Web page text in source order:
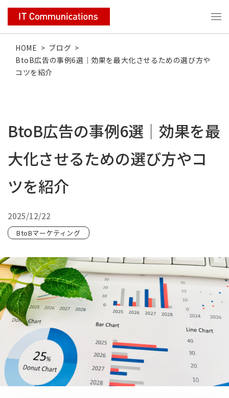
HOME > ブログ >
BtoB広告の事例6選｜効果を最大化させるための選び方や
コツを紹介
BtoB広告の事例6選｜効果を最
大化させるための選び方やコ
ツを紹介
2025/12/22
BtoBマーケティング